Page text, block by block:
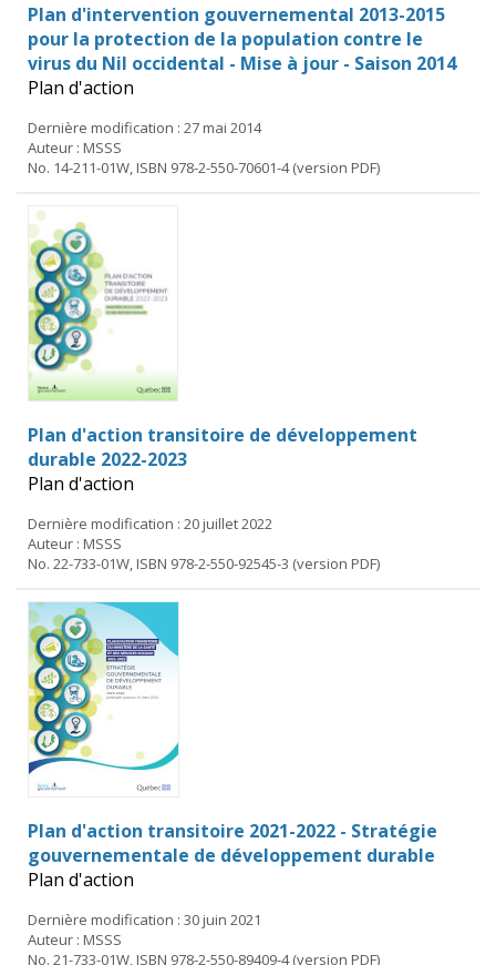
Plan d'intervention gouvernemental 2013-2015
pour la protection de la population contre le
virus du Nil occidental - Mise à jour - Saison 2014
Plan d'action
Dernière modification : 27 mai 2014
Auteur : MSSS
No. 14-211-01W, ISBN 978-2-550-70601-4 (version PDF)
Plan d'action transitoire de développement
durable 2022-2023
Plan d'action
Dernière modification : 20 juillet 2022
Auteur : MSSS
No. 22-733-01W, ISBN 978-2-550-92545-3 (version PDF)
Plan d'action transitoire 2021-2022 - Stratégie
gouvernementale de développement durable
Plan d'action
Dernière modification : 30 juin 2021
Auteur : MSSS
No. 21-733-01W, ISBN 978-2-550-89409-4 (version PDF)